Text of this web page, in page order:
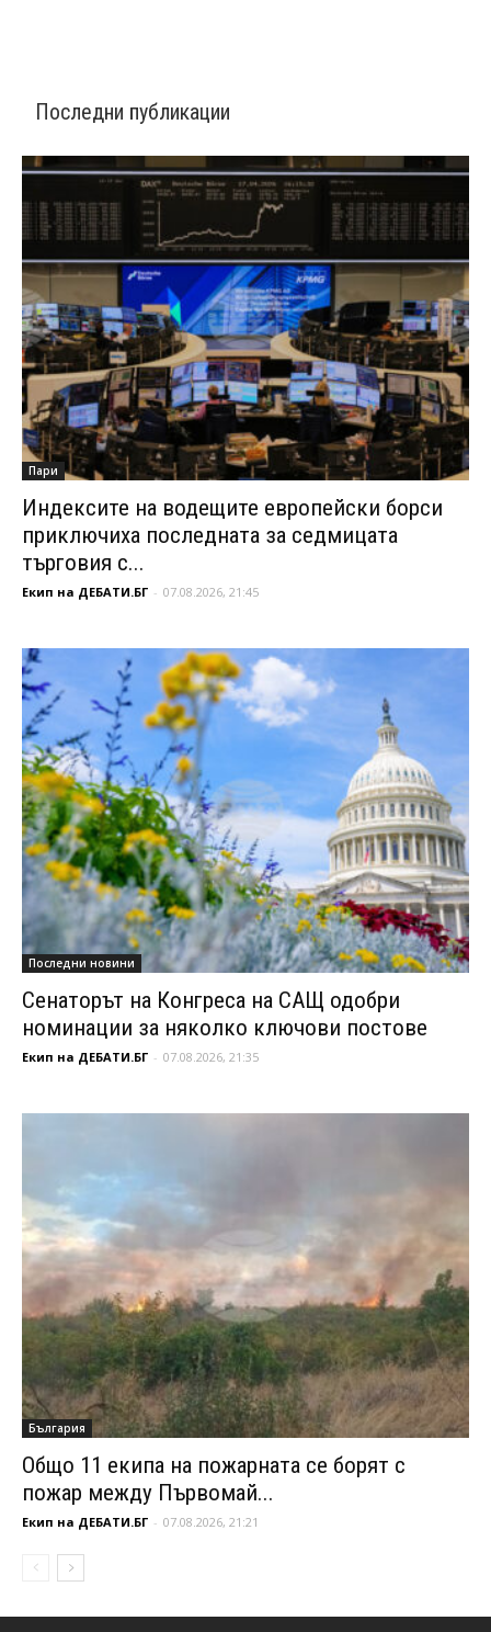
Последни публикации
Пари
Индексите на водещите европейски борси
приключиха последната за седмицата
търговия с...
Екип на ДЕБАТИ.БГ - 07.08.2026, 21:45
Последни новини
Сенаторът на Конгреса на САЩ одобри
номинации за няколко ключови постове
Екип на ДЕБАТИ.БГ - 07.08.2026, 21:35
България
Общо 11 екипа на пожарната се борят с
пожар между Първомай...
Екип на ДЕБАТИ.БГ - 07.08.2026, 21:21